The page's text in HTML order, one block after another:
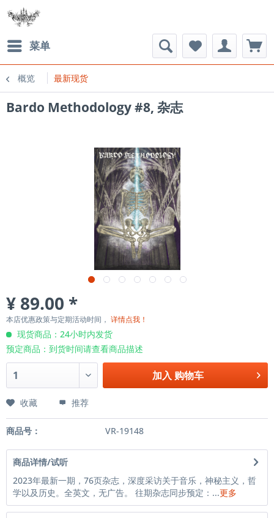
菜单
概览 最新现货
Bardo Methodology #8, 杂志
¥ 89.00 *
本店优惠政策与定期活动时间， 详情点我！
现货商品：24小时内发货
预定商品：到货时间请查看商品描述
加入 购物车
收藏 推荐
商品号： VR-19148
商品详情/试听
2023年最新一期，76页杂志，深度采访关于音乐，神秘主义，哲
学以及历史。全英文，无广告。 往期杂志同步预定：...更多